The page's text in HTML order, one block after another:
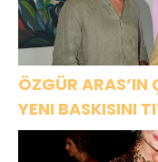
ÖZGÜR ARAS’IN
YENI BASKISINI
BODRUM’DA